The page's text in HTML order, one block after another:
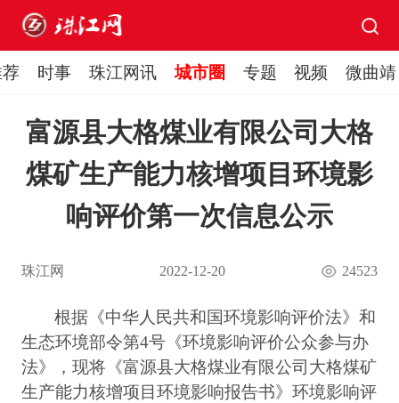
时事 珠江网讯 城市圈 专题 视频 微曲靖
富源县大格煤业有限公司大格
煤矿生产能力核增项目环境影
响评价第一次信息公示
珠江网 2022-12-20 24523
根据《中华人民共和国环境影响评价法》和
生态环境部令第4号《环境影响评价公众参与办
法》，现将《富源县大格煤业有限公司大格煤矿
生产能力核增项目 环境影响报告书》环境影响评